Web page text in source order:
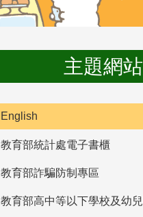
主題網站
English
教育部統計處電子書櫃
教育部詐騙防制專區